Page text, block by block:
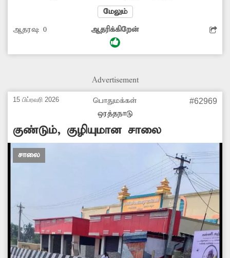
ஆனால் ஏனோ காரணத்தால் தார்ச்சாலை
அமைக்கும் பணியை பாதியில் விட்டு
சென்றனர். இதனால் சாலையில் ஜல்லிக்கற்கள்
மிகவும் சிரமப்படுகின்றனர். எனவே
விரைந்து சாலை அமைக்க வேண்டும் என்று
பொதுமக்கள் கோரிக்கை விடுத்துள்ளனர்.
பொதுமக்கள், தஞ்சை
மேலும்
ஆதரவு: 0 ஆதரிக்கிறேன்
Advertisement
15 பிப்ரவரி 2026
பொதுமக்கள்
ஒரத்தநாடு
#62969
குண்டும், குழியுமான சாலை
சாலை